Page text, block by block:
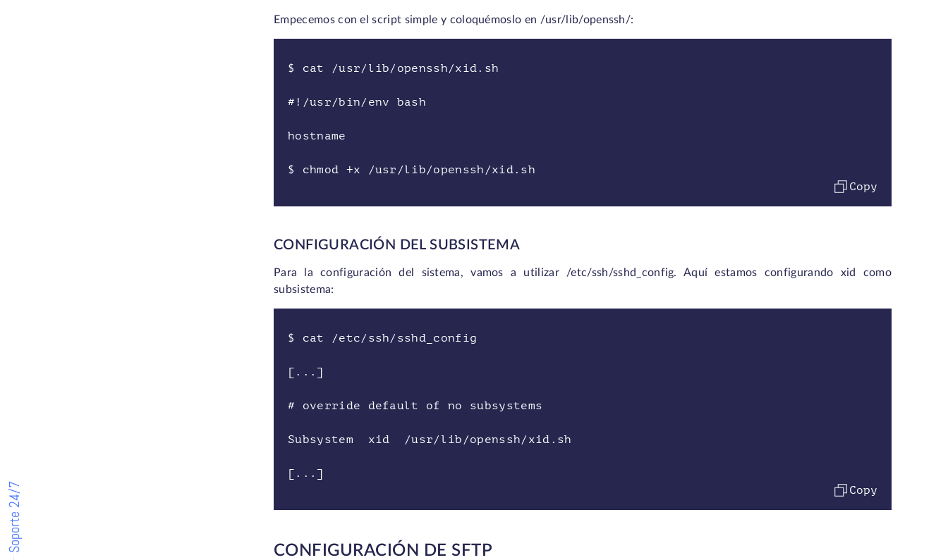
Soporte 24/7
Empecemos con el script simple y coloquémoslo en /usr/lib/openssh/:
$ cat /usr/lib/openssh/xid.sh
#!/usr/bin/env bash
hostname
$ chmod +x /usr/lib/openssh/xid.sh
Copy
CONFIGURACIÓN DEL SUBSISTEMA
Para la configuración del sistema, vamos a utilizar /etc/ssh/sshd_config. Aquí estamos configurando xid como
subsistema:
$ cat /etc/ssh/sshd_config
[...]
# override default of no subsystems
Subsystem xid /usr/lib/openssh/xid.sh
[...]
Copy
CONFIGURACIÓN DE SFTP